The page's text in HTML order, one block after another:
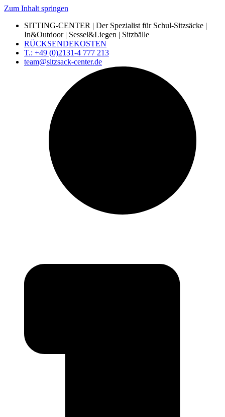
Zum Inhalt springen
SITTING-CENTER | Der Spezialist für Schul-Sitzsäcke |
In&Outdoor | Sessel&Liegen | Sitzbälle
RÜCKSENDEKOSTEN
T.: +49 (0)2131-4 777 213
team@sitzsack-center.de